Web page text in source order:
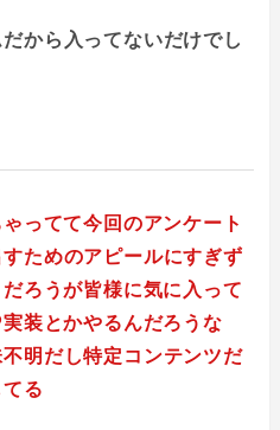
から入ってないだけでし
ってて今回のアンケート
ためのアピールにすぎず
ろうが皆様に気に入って
装とかやるんだろうな
明だし特定コンテンツだ
る